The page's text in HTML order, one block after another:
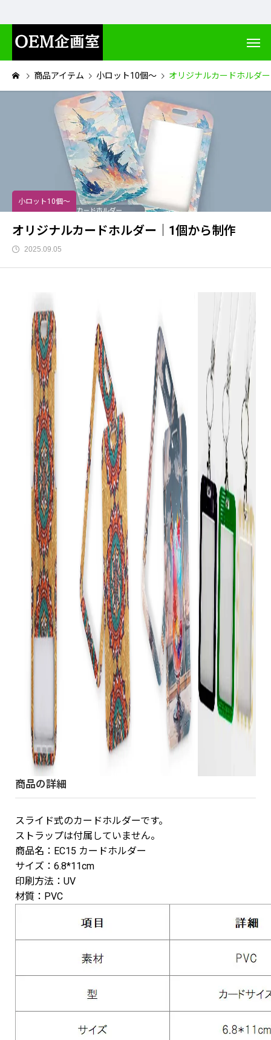
商品アイテム 小ロット10個～ オリジナルカードホルダ
小ロット10個～
オリジナルカードホルダー｜1個から制作
2025.09.05
商品の詳細
スライド式のカードホルダーです。
ストラップは付属していません。
商品名：EC15 カードホルダー
サイズ：6.8*11cm
印刷方法：UV
材質：PVC